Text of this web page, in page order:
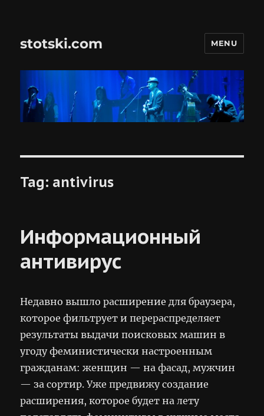
stotski.com MENU
Tag: antivirus
Информационный
антивирус
Недавно вышло расширение для браузера,
которое фильтрует и перераспределяет
результаты выдачи поисковых машин в
угоду феминистически настроенным
гражданам: женщин — на фасад, мужчин
— за сортир. Уже предвижу создание
расширения, которое будет на лету